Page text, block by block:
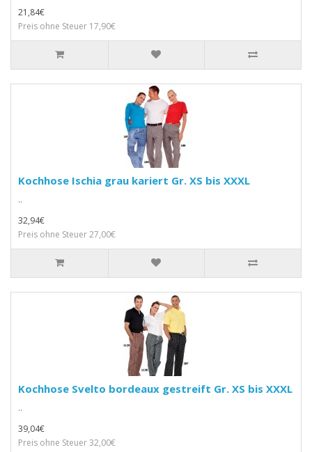
21,84€
Preis ohne Steuer 17,90€
Kochhose Ischia grau kariert Gr. XS bis XXXL
..
32,94€
Preis ohne Steuer 27,00€
Kochhose Svelto bordeaux gestreift Gr. XS bis XXXL
..
39,04€
Preis ohne Steuer 32,00€